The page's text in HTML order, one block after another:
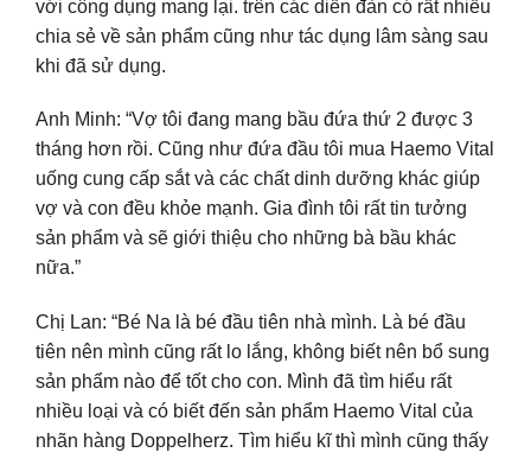
với công dụng mang lại. trên các diễn đàn có rất nhiều
chia sẻ về sản phẩm cũng như tác dụng lâm sàng sau
khi đã sử dụng.
Anh Minh: “Vợ tôi đang mang bầu đứa thứ 2 được 3
tháng hơn rồi. Cũng như đứa đầu tôi mua Haemo Vital
uống cung cấp sắt và các chất dinh dưỡng khác giúp
vợ và con đều khỏe mạnh. Gia đình tôi rất tin tưởng
sản phẩm và sẽ giới thiệu cho những bà bầu khác
nữa.”
Chị Lan: “Bé Na là bé đầu tiên nhà mình. Là bé đầu
tiên nên mình cũng rất lo lắng, không biết nên bổ sung
sản phẩm nào để tốt cho con. Mình đã tìm hiểu rất
nhiều loại và có biết đến sản phẩm Haemo Vital của
nhãn hàng Doppelherz. Tìm hiểu kĩ thì mình cũng thấy